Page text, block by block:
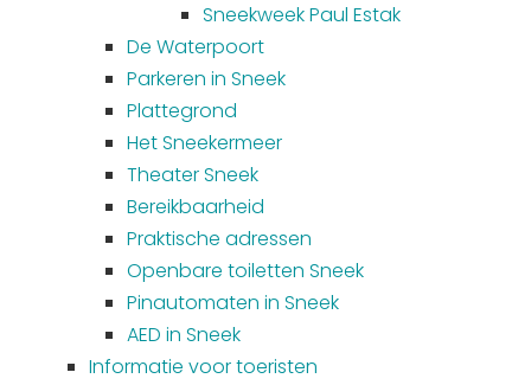
Sneekweek Paul Estak
De Waterpoort
Parkeren in Sneek
Plattegrond
Het Sneekermeer
Theater Sneek
Bereikbaarheid
Praktische adressen
Openbare toiletten Sneek
Pinautomaten in Sneek
AED in Sneek
Informatie voor toeristen